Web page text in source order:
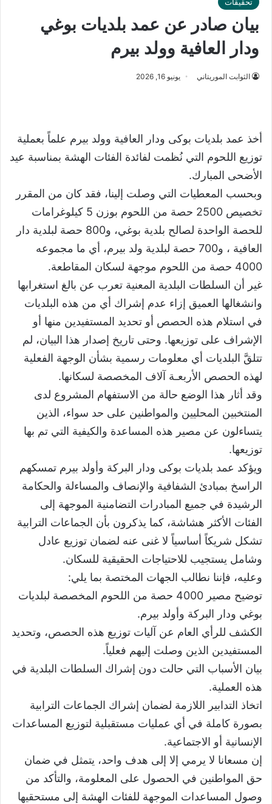
بيان صادر عن عمد بلديات بوغي
ودار العافية وولد بيرم
الثوابت الموريتاني يونيو 16, 2026
أخذ عمد بلديات بوكى ودار العافية وولد بيرم علماً بعملية
توزيع اللحوم التي نُظمت لفائدة الفئات الهشة بمناسبة عيد
الأضحى المبارك.
وبحسب المعطيات التي وصلت إلينا، فقد كان من المقرر
تخصيص 2500 حصة من اللحوم بوزن 5 كيلوغرامات
للحصة الواحدة لصالح بلدية بوغي، و800 حصة لبلدية دار
العافية ، و700 حصة لبلدية ولد بيرم، أي ما مجموعه
4000 حصة من اللحوم موجهة لسكان المقاطعة.
غير أن السلطات البلدية المعنية تعرب عن بالغ استغرابها
وانشغالها العميق إزاء عدم إشراك أي من هذه البلديات
في استلام هذه الحصص أو تحديد المستفيدين منها أو
الإشراف على توزيعها. وحتى تاريخ إصدار هذا البيان، لم
تتلقَّ البلديات أي معلومات رسمية بشأن الوجهة الفعلية
لهذه الحصص الأربعـة آلاف المخصصة لسكانها.
وقد أثار هذا الوضع حالة من الاستفهام المشروع لدى
المنتخبين المحليين والمواطنين على حد سواء، الذين
يتساءلون عن مصير هذه المساعدة والكيفية التي تم بها
توزيعها.
ويؤكد عمد بلديات بوكى ودار البركة وأولد بيرم تمسكهم
الراسخ بمبادئ الشفافية والإنصاف والمساءلة والحكامة
الرشيدة في جميع المبادرات التضامنية الموجهة إلى
الفئات الأكثر هشاشة، كما يذكرون بأن الجماعات الترابية
تشكل شريكاً أساسياً لا غنى عنه لضمان توزيع عادل
وشامل يستجيب للاحتياجات الحقيقية للسكان.
وعليه، فإننا نطالب الجهات المختصة بما يلي:
توضيح مصير 4000 حصة من اللحوم المخصصة لبلديات
بوغي ودار البركة وأولد بيرم.
الكشف للرأي العام عن آليات توزيع هذه الحصص، وتحديد
المستفيدين الذين وصلت إليهم فعلياً.
بيان الأسباب التي حالت دون إشراك السلطات البلدية في
هذه العملية.
اتخاذ التدابير اللازمة لضمان إشراك الجماعات الترابية
بصورة كاملة في أي عمليات مستقبلية لتوزيع المساعدات
الإنسانية أو الاجتماعية.
إن مسعانا لا يرمي إلا إلى هدف واحد، يتمثل في ضمان
حق المواطنين في الحصول على المعلومة، والتأكد من
وصول المساعدات الموجهة للفئات الهشة إلى مستحقيها